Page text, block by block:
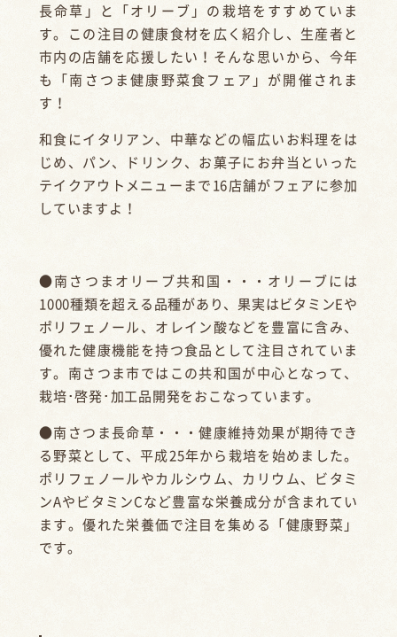
長命草」と「オリーブ」の栽培をすすめていま
す。この注目の健康食材を広く紹介し、生産者と
市内の店舗を応援したい！そんな思いから、今年
も「南さつま健康野菜食フェア」が開催されま
す！
和食にイタリアン、中華などの幅広いお料理をは
じめ、パン、ドリンク、お菓子にお弁当といった
テイクアウトメニューまで16店舗がフェアに参加
していますよ！
●南さつまオリーブ共和国・・・オリーブには
1000種類を超える品種があり、果実はビタミンEや
ポリフェノール、オレイン酸などを豊富に含み、
優れた健康機能を持つ食品として注目されていま
す。南さつま市ではこの共和国が中心となって、
栽培･啓発･加工品開発をおこなっています。
●南さつま長命草・・・健康維持効果が期待でき
る野菜として、平成25年から栽培を始めました。
ポリフェノールやカルシウム、カリウム、ビタミ
ンAやビタミンCなど豊富な栄養成分が含まれてい
ます。優れた栄養価で注目を集める「健康野菜」
です。